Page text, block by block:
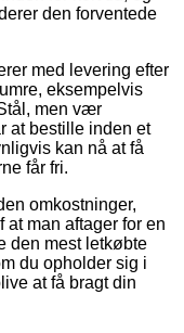
den forventede
med levering efter
eksempelvis
men vær
at bestille inden et
kan nå at få
får fri.
omkostninger,
at man aftager for en
den mest letkøbte
du opholder sig i
at få bragt din